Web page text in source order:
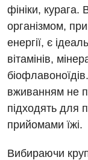
фініки,
організмом,
енергії, є
вітамінів,
вживанням не
підходять для
прийомами їжі.
Вибираючи